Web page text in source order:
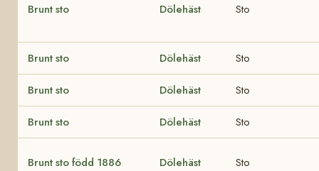
Brunt sto Dölehäst Sto
Brunt sto Dölehäst Sto
Brunt sto Dölehäst Sto
Brunt sto Dölehäst Sto
Brunt sto född 1886 Dölehäst Sto